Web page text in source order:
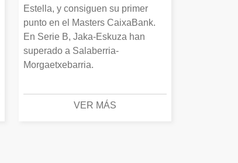
Estella, y consiguen su primer
punto en el Masters CaixaBank.
En Serie B, Jaka-Eskuza han
superado a Salaberria-
Morgaetxebarria.
VER MÁS